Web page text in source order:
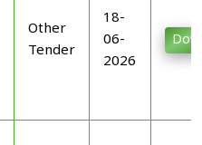
Other
Tender
18-
06-
2026